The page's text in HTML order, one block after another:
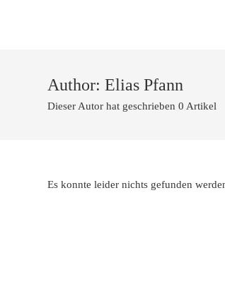
Author: Elias Pfann
Dieser Autor hat geschrieben 0 Artikel
Es konnte leider nichts gefunden